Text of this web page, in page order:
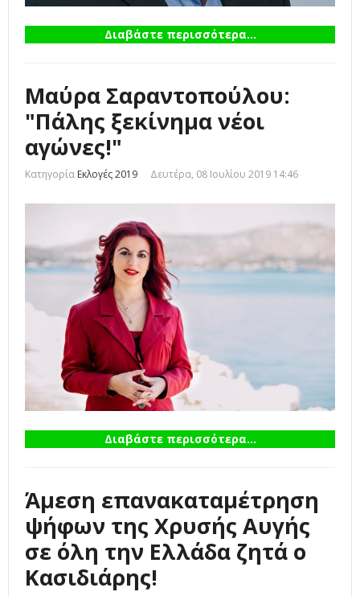
Διαβάστε περισσότερα...
Μαύρα Σαραντοπούλου:
"Πάλης ξεκίνημα νέοι
αγώνες!"
Κατηγορία Εκλογές 2019 Δευτέρα, 08 Ιουλίου 2019 14:46
Διαβάστε περισσότερα...
Άμεση επανακαταμέτρηση
ψήφων της Χρυσής Αυγής
σε όλη την Ελλάδα ζητά ο
Κασιδιάρης!